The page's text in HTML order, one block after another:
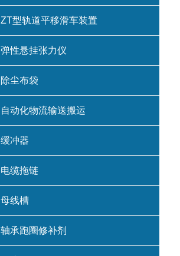
ZT型轨道平移滑车装置
弹性悬挂张力仪
除尘布袋
自动化物流输送搬运
缓冲器
电缆拖链
母线槽
轴承跑圈修补剂